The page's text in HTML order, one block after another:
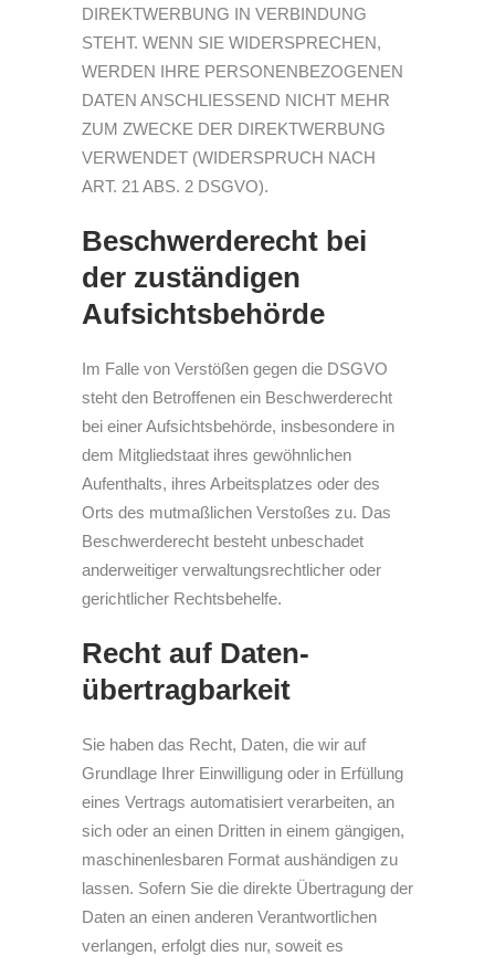
DIREKTWERBUNG IN VERBINDUNG
STEHT. WENN SIE WIDERSPRECHEN,
WERDEN IHRE PERSONENBEZOGENEN
DATEN ANSCHLIESSEND NICHT MEHR
ZUM ZWECKE DER DIREKTWERBUNG
VERWENDET (WIDERSPRUCH NACH
ART. 21 ABS. 2 DSGVO).
Beschwerde­recht bei
der zuständigen
Aufsichts­behörde
Im Falle von Verstößen gegen die DSGVO
steht den Betroffenen ein Beschwerderecht
bei einer Aufsichtsbehörde, insbesondere in
dem Mitgliedstaat ihres gewöhnlichen
Aufenthalts, ihres Arbeitsplatzes oder des
Orts des mutmaßlichen Verstoßes zu. Das
Beschwerderecht besteht unbeschadet
anderweitiger verwaltungsrechtlicher oder
gerichtlicher Rechtsbehelfe.
Recht auf Daten­
übertrag­barkeit
Sie haben das Recht, Daten, die wir auf
Grundlage Ihrer Einwilligung oder in Erfüllung
eines Vertrags automatisiert verarbeiten, an
sich oder an einen Dritten in einem gängigen,
maschinenlesbaren Format aushändigen zu
lassen. Sofern Sie die direkte Übertragung der
Daten an einen anderen Verantwortlichen
verlangen, erfolgt dies nur, soweit es